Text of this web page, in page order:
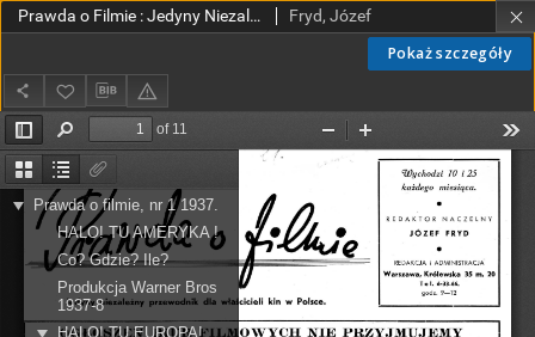
Pokaż szczegóły
Prawda o Filmie : Jedyny Niezależny Przewodnik dla Właścicieli Kin w Polsce nr 1 (1937) Fryd, Józef